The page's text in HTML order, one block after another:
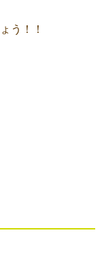
う！！